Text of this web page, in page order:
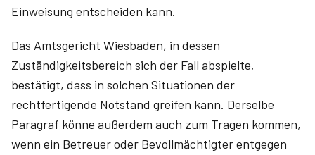
Einweisung entscheiden kann.
Das Amtsgericht Wiesbaden, in dessen
Zuständigkeitsbereich sich der Fall abspielte,
bestätigt, dass in solchen Situationen der
rechtfertigende Notstand greifen kann. Derselbe
Paragraf könne außerdem auch zum Tragen kommen,
wenn ein Betreuer oder Bevollmächtigter entgegen